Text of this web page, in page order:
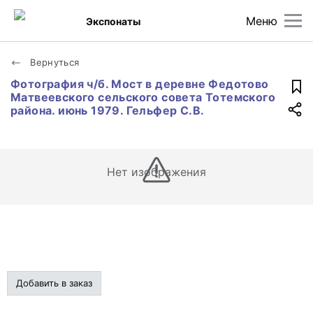
Меню
Экспонаты
Вернуться
Фотография ч/б. Мост в деревне Федотово
Матвеевского сельского совета Тотемского
района. июнь 1979. Гельфер С.В.
Нет изображения
Добавить в заказ